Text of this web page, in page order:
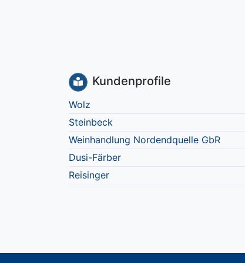
Kundenprofile
Wolz
Steinbeck
Weinhandlung Nordendquelle GbR
Dusi-Färber
Reisinger